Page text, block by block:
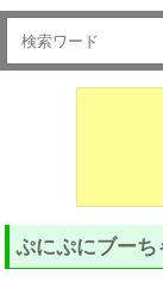
ぷにぷにブー